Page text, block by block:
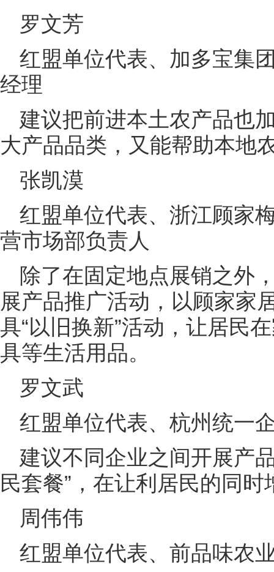
罗文芳
红盟单位代表、加多宝集
经理
建议把前进本土农产品也
大产品品类，又能帮助本地
张凯漠
红盟单位代表、浙江顾家
营市场部负责人
除了在固定地点展销之外
展产品推广活动，以顾家家
具“以旧换新”活动，让居民
具等生活用品。
罗文武
红盟单位代表、杭州统一
建议不同企业之间开展产
民套餐”，在让利居民的同
周伟伟
红盟单位代表、前品味农